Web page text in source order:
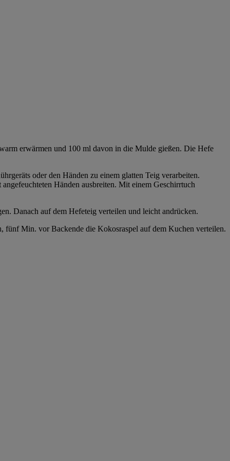
erwärmen und 100 ml davon in die Mulde gießen. Die Hefe
oder den Händen zu einem glatten Teig verarbeiten.
Händen ausbreiten. Mit einem Geschirrtuch
Danach auf dem Hefeteig verteilen und leicht andrücken.
Min. vor Backende die Kokosraspel auf dem Kuchen verteilen.